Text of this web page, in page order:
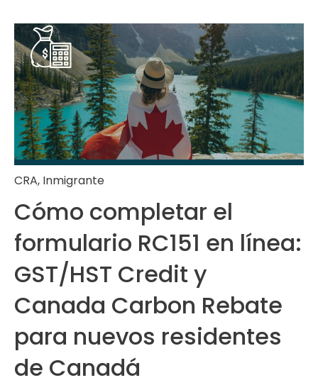
CRA, Inmigrante
Cómo completar el
formulario RC151 en línea:
GST/HST Credit y
Canada Carbon Rebate
para nuevos residentes
de Canadá